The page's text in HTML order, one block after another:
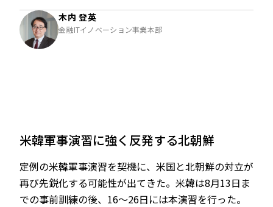
JP EN
木内 登英
金融ITイノベーション事業本部
米韓軍事演習に強く反発する北朝鮮
定例の米韓軍事演習を契機に、米国と北朝鮮の対立が
再び先鋭化する可能性が出てきた。米韓は8月13日ま
での事前訓練の後、16～26日には本演習を行った。